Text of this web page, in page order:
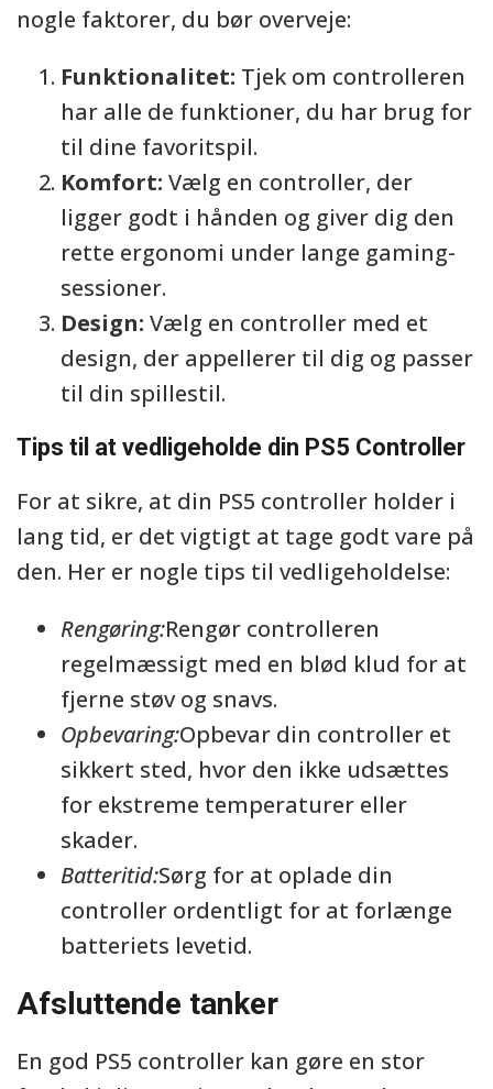
nogle faktorer, du bør overveje:
Funktionalitet: Tjek om controlleren
har alle de funktioner, du har brug for
til dine favoritspil.
Komfort: Vælg en controller, der
ligger godt i hånden og giver dig den
rette ergonomi under lange gaming-
sessioner.
Design: Vælg en controller med et
design, der appellerer til dig og passer
til din spillestil.
Tips til at vedligeholde din PS5 Controller
For at sikre, at din PS5 controller holder i
lang tid, er det vigtigt at tage godt vare på
den. Her er nogle tips til vedligeholdelse:
Rengøring:Rengør controlleren
regelmæssigt med en blød klud for at
fjerne støv og snavs.
Opbevaring:Opbevar din controller et
sikkert sted, hvor den ikke udsættes
for ekstreme temperaturer eller
skader.
Batteritid:Sørg for at oplade din
controller ordentligt for at forlænge
batteriets levetid.
Afsluttende tanker
En god PS5 controller kan gøre en stor